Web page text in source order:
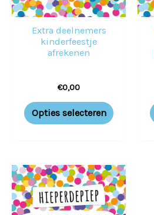
Extra deelnemers
kinderfeestje
afrekenen
€0,00
Opties selecteren